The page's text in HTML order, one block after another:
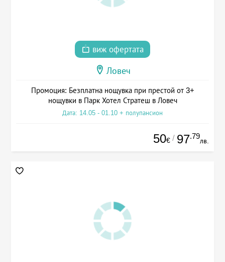
виж офертата
Ловеч
Промоция: Безплатна нощувка при престой от 3+
нощувки в Парк Хотел Стратеш в Ловеч
Дата: 14.05 - 01.10 + полупансион
50€ / 97.79
лв.